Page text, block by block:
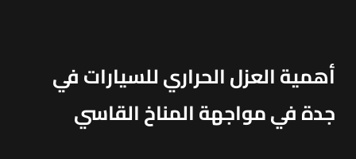
أهمية العزل الحراري للسيارات في
جدة في مواجهة المناخ القاسي